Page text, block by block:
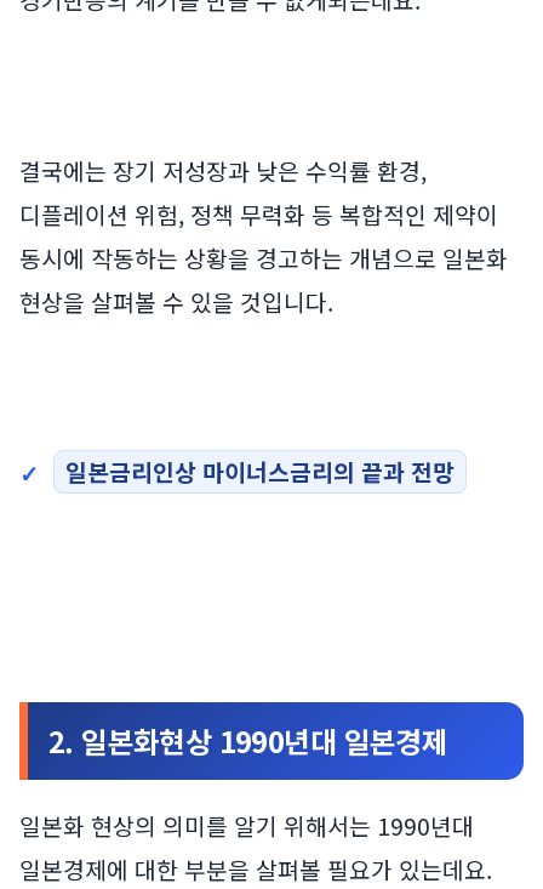
결국에는 장기 저성장과 낮은 수익률 환경,
디플레이션 위험, 정책 무력화 등 복합적인 제약이
동시에 작동하는 상황을 경고하는 개념으로 일본화
현상을 살펴볼 수 있을 것입니다.
일본금리인상 마이너스금리의 끝과 전망
2. 일본화현상 1990년대 일본경제
일본화 현상의 의미를 알기 위해서는 1990년대
일본경제에 대한 부분을 살펴볼 필요가 있는데요.